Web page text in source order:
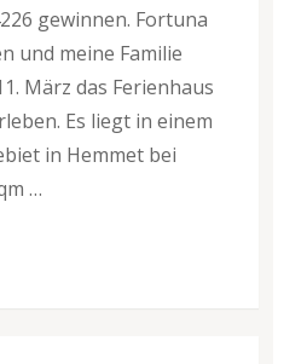
gewinnen. Fortuna
und meine Familie
März das Ferienhaus
Es liegt in einem
in Hemmet bei
…